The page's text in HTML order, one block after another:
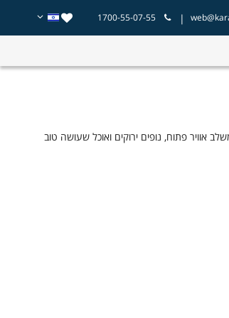
|
1700-55-07-55
פתוח, נופים ירוקים ואוכל שעושה טוב